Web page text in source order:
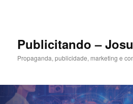
principalPublicitando –
Propaganda, publicidade, marketing e